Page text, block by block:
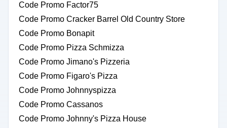
Code Promo Factor75
Code Promo Cracker Barrel Old Country Store
Code Promo Bonapit
Code Promo Pizza Schmizza
Code Promo Jimano's Pizzeria
Code Promo Figaro's Pizza
Code Promo Johnnyspizza
Code Promo Cassanos
Code Promo Johnny's Pizza House